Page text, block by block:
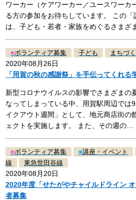
ワーカー（ケアワーカー／ユースワーカ
る方の参加をお待ちしています。 この
は、子ども・若者・家族をめぐるさま
■ボランティア募集 子ども まちづ
2020年08月26日
「用賀の秋の感謝祭」を手伝ってくれる
新型コロナウイルスの影響でさまざまの
なってしまっている中、用賀駅周辺では
イクアウト週間」として、地元商店街の
ェクトを実施します。 また、その週
■ボランティア募集 ■講座・イベント
線
東急世田谷線
2020年08月20日
2020年度「せたがやチャイルドライン
者募集